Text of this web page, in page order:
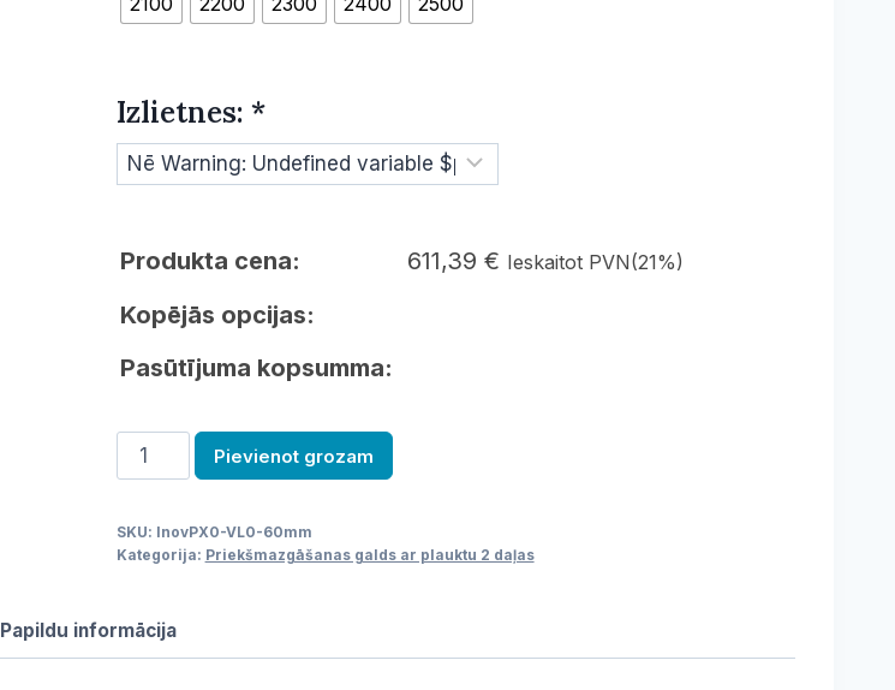
Izlietnes: *
Produkta cena: 611,39 € Ieskaitot PVN(21%)
Kopējās opcijas:
Pasūtījuma kopsumma:
Priekšmazgāšanas
galds
plauktu
-
Pievienot grozam
SKU: lnovPX0-VL0-60mm
Kategorija: Priekšmazgāšanas galds ar plauktu 2 daļas
Papildu informācija